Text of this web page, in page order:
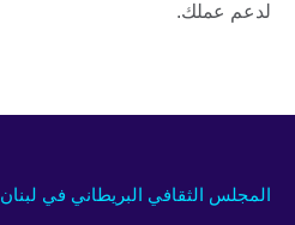
لدعم عملك.
المجلس الثقافي البريطاني في لبنان